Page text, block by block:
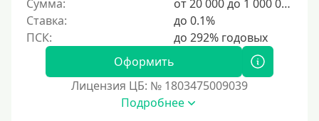
7000 руб
8000 руб
10000 руб
Сумма:
от 20 000 до 1 000 000 ₽
Ставка:
до 0.1%
Оформить
Лицензия ЦБ: № 1803475009039
Подробнее